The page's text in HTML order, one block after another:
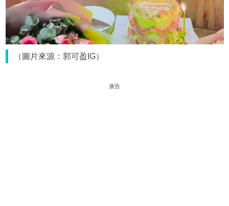
（圖片來源：郭可盈IG）
廣告